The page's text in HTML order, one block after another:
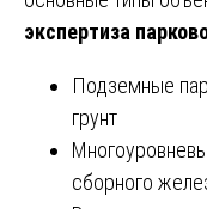
экспертиза
Подземные
грунт
сборного